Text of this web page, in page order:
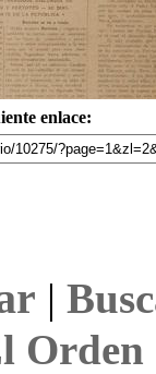
enlace:
|
Orden